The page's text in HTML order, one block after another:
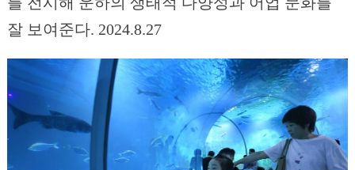
잘 보여준다. 2024.8.27